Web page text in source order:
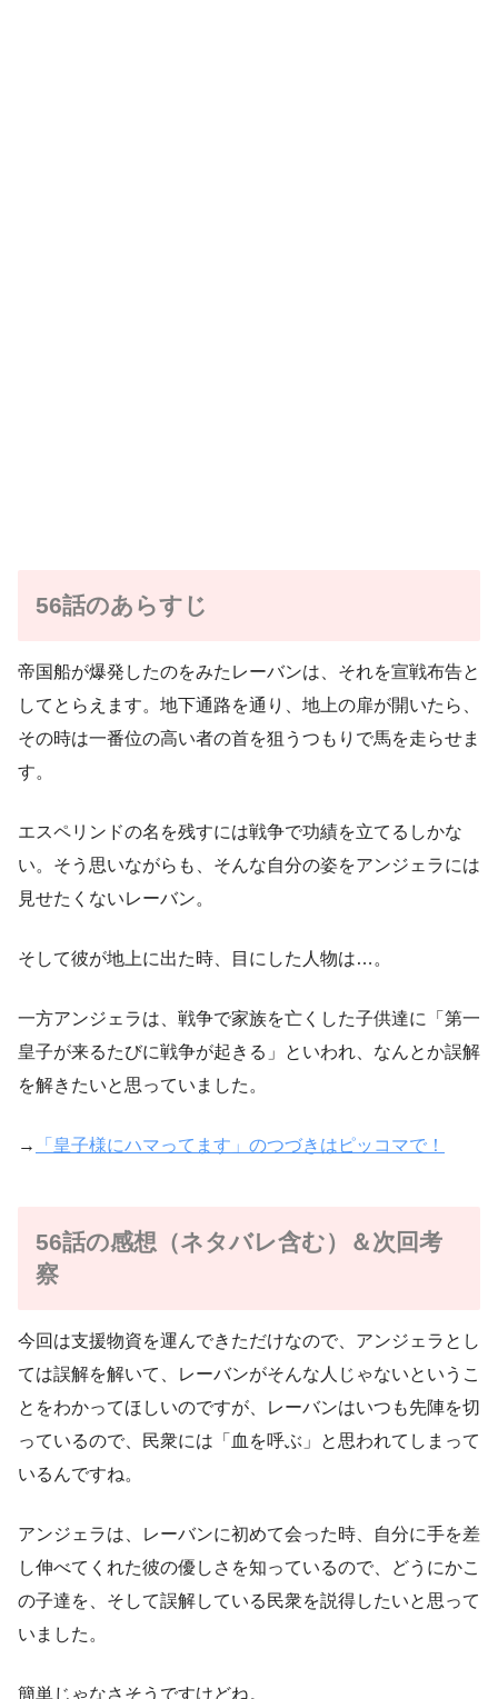
56話のあらすじ
帝国船が爆発したのをみたレーバンは、それを宣戦布告と
してとらえます。地下通路を通り、地上の扉が開いたら、
その時は一番位の高い者の首を狙うつもりで馬を走らせま
す。
エスペリンドの名を残すには戦争で功績を立てるしかな
い。そう思いながらも、そんな自分の姿をアンジェラには
見せたくないレーバン。
そして彼が地上に出た時、目にした人物は…。
一方アンジェラは、戦争で家族を亡くした子供達に「第一
皇子が来るたびに戦争が起きる」といわれ、なんとか誤解
を解きたいと思っていました。
→ 「皇子様にハマってます」のつづきはピッコマで！
56話の感想（ネタバレ含む）＆次回考
察
今回は支援物資を運んできただけなので、アンジェラとし
ては誤解を解いて、レーバンがそんな人じゃないというこ
とをわかってほしいのですが、レーバンはいつも先陣を切
っているので、民衆には「血を呼ぶ」と思われてしまって
いるんですね。
アンジェラは、レーバンに初めて会った時、自分に手を差
し伸べてくれた彼の優しさを知っているので、どうにかこ
の子達を、そして誤解している民衆を説得したいと思って
いました。
簡単じゃなさそうですけどね。